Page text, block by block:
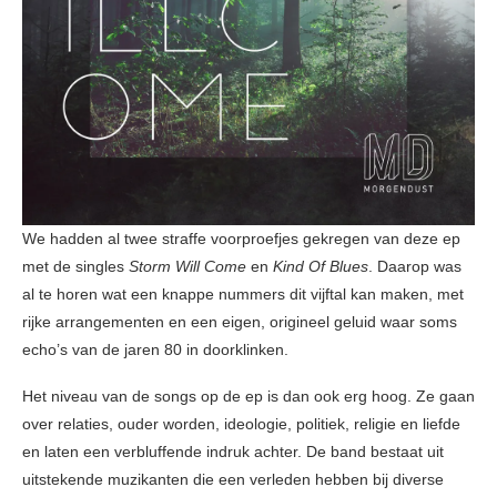
We hadden al twee straffe voorproefjes gekregen van deze ep
met de singles Storm Will Come en Kind Of Blues. Daarop was
al te horen wat een knappe nummers dit vijftal kan maken, met
rijke arrangementen en een eigen, origineel geluid waar soms
echo’s van de jaren 80 in doorklinken.
Het niveau van de songs op de ep is dan ook erg hoog. Ze gaan
over relaties, ouder worden, ideologie, politiek, religie en liefde
en laten een verbluffende indruk achter. De band bestaat uit
uitstekende muzikanten die een verleden hebben bij diverse